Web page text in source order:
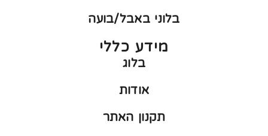
בלוני באבל/בועה
מידע כללי
בלוג
אודות
תקנון האתר